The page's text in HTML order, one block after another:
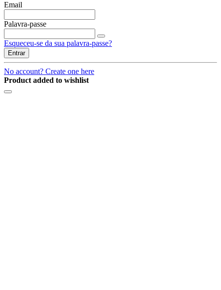
Email
Palavra-passe
Esqueceu-se da sua palavra-passe?
Entrar
No account? Create one here
Product added to wishlist